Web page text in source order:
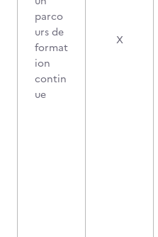
parco
urs de
format
ion
contin
ue
X